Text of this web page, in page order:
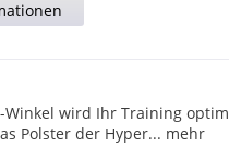
Winkel wird Ihr Training
Polster der Hyper... mehr